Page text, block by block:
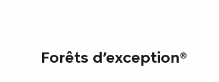
Forêts d’exception®